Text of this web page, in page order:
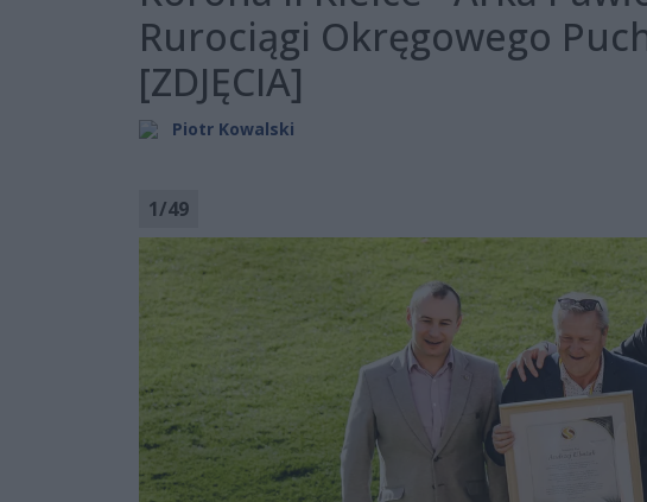
Rurociągi Okręgowego
[ZDJĘCIA]
Piotr Kowalski
1/49